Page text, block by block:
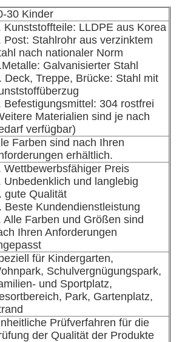
Spielplatz-Slide
30 Kinder
Kunststoffteile: LLDPE aus Korea
Post: Stahlrohr aus verzinktem
nach nationaler Norm
Galvanisierter Stahl
Deck, Treppe, Brücke: Stahl mit
Befestigungsmittel: 304 rostfrei
Materialien sind je nach
verfügbar)
Farben sind nach Ihren
erhältlich.
Wettbewerbsfähiger Preis
Unbedenklich und langlebig
gute Qualität
Beste Kundendienstleistung
Alle Farben und Größen sind
Ihren Anforderungen
für Kindergarten,
Schulvergnügungspark,
und Sportplatz,
Park, Gartenplatz,
Prüfverfahren für die
der Qualität der Produkte